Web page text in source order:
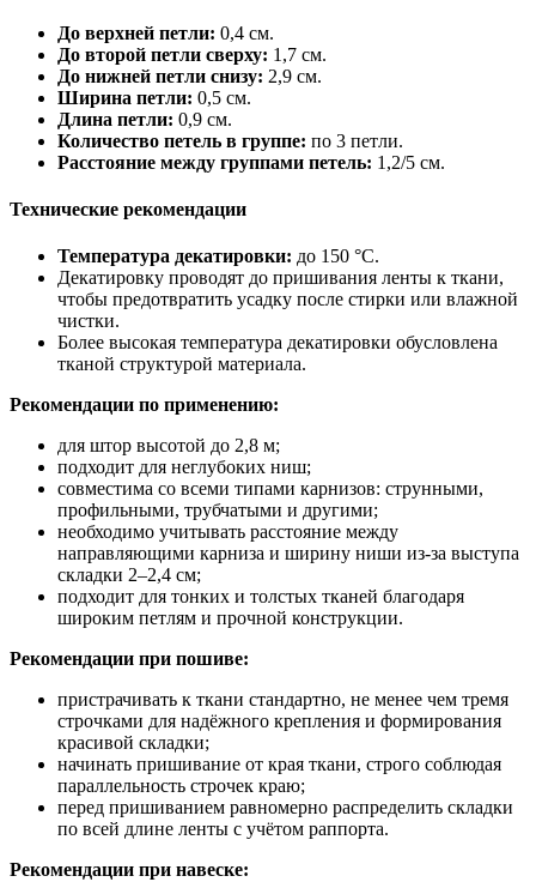
До верхней петли: 0,4 см.
До второй петли сверху: 1,7 см.
До нижней петли снизу: 2,9 см.
Ширина петли: 0,5 см.
Длина петли: 0,9 см.
Количество петель в группе: по 3 петли.
Расстояние между группами петель: 1,2/5 см.
Технические рекомендации
Температура декатировки: до 150 °C.
Декатировку проводят до пришивания ленты к ткани,
чтобы предотвратить усадку после стирки или влажной
чистки.
Более высокая температура декатировки обусловлена
тканой структурой материала.
Рекомендации по применению:
для штор высотой до 2,8 м;
подходит для неглубоких ниш;
совместима со всеми типами карнизов: струнными,
профильными, трубчатыми и другими;
необходимо учитывать расстояние между
направляющими карниза и ширину ниши из-за выступа
складки 2–2,4 см;
подходит для тонких и толстых тканей благодаря
широким петлям и прочной конструкции.
Рекомендации при пошиве:
пристрачивать к ткани стандартно, не менее чем тремя
строчками для надёжного крепления и формирования
красивой складки;
начинать пришивание от края ткани, строго соблюдая
параллельность строчек краю;
перед пришиванием равномерно распределить складки
по всей длине ленты с учётом раппорта.
Рекомендации при навеске: